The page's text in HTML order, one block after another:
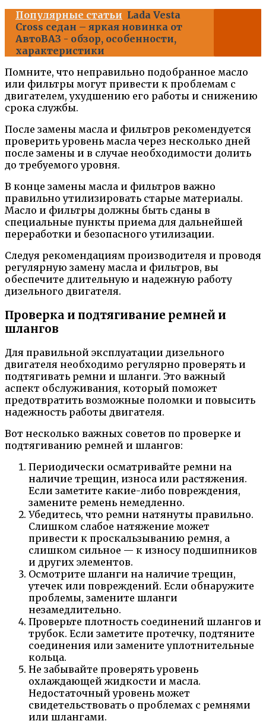
Популярные статьи Lada Vesta
Cross седан – яркая новинка от
АвтоВАЗ - обзор, особенности,
характеристики
Помните, что неправильно подобранное масло
или фильтры могут привести к проблемам с
двигателем, ухудшению его работы и снижению
срока службы.
После замены масла и фильтров рекомендуется
проверить уровень масла через несколько дней
после замены и в случае необходимости долить
до требуемого уровня.
В конце замены масла и фильтров важно
правильно утилизировать старые материалы.
Масло и фильтры должны быть сданы в
специальные пункты приема для дальнейшей
переработки и безопасного утилизации.
Следуя рекомендациям производителя и проводя
регулярную замену масла и фильтров, вы
обеспечите длительную и надежную работу
дизельного двигателя.
Проверка и подтягивание ремней и
шлангов
Для правильной эксплуатации дизельного
двигателя необходимо регулярно проверять и
подтягивать ремни и шланги. Это важный
аспект обслуживания, который поможет
предотвратить возможные поломки и повысить
надежность работы двигателя.
Вот несколько важных советов по проверке и
подтягиванию ремней и шлангов:
Периодически осматривайте ремни на
наличие трещин, износа или растяжения.
Если заметите какие-либо повреждения,
замените ремень немедленно.
Убедитесь, что ремни натянуты правильно.
Слишком слабое натяжение может
привести к проскальзыванию ремня, а
слишком сильное — к износу подшипников
и других элементов.
Осмотрите шланги на наличие трещин,
утечек или повреждений. Если обнаружите
проблемы, замените шланги
незамедлительно.
Проверьте плотность соединений шлангов и
трубок. Если заметите протечку, подтяните
соединения или замените уплотнительные
кольца.
Не забывайте проверять уровень
охлаждающей жидкости и масла.
Недостаточный уровень может
свидетельствовать о проблемах с ремнями
или шлангами.